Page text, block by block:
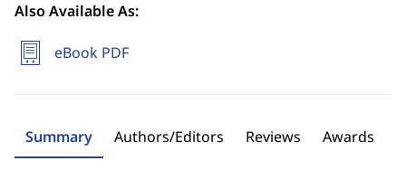
Also Available As:
eBook PDF
Summary Authors/Editors Reviews Awards